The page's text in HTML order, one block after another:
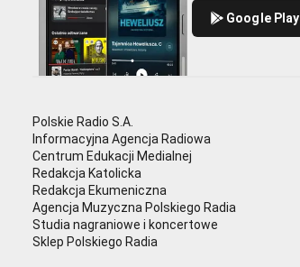
Google Play
Polskie Radio S.A.
Informacyjna Agencja Radiowa
Centrum Edukacji Medialnej
Redakcja Katolicka
Redakcja Ekumeniczna
Agencja Muzyczna Polskiego Radia
Studia nagraniowe i koncertowe
Sklep Polskiego Radia